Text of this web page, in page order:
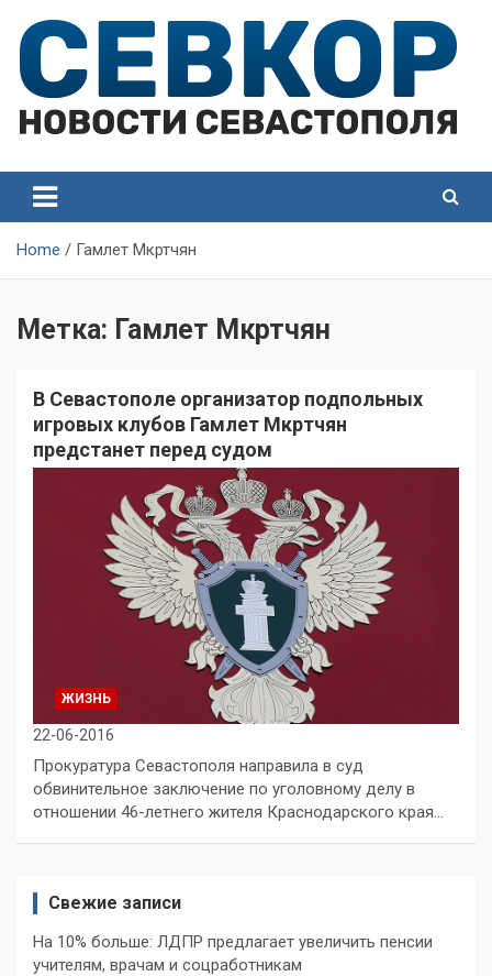
content
Севастополя
Севастополя
Home Гамлет Мкртчян
Метка: Гамлет Мкртчян
В Севастополе организатор подпольных
игровых клубов Гамлет Мкртчян
предстанет перед судом
ЖИЗНЬ
22-06-2016
Прокуратура Севастополя направила в суд
обвинительное заключение по уголовному делу в
отношении 46-летнего жителя Краснодарского края…
Свежие записи
На 10% больше: ЛДПР предлагает увеличить пенсии
учителям, врачам и соцработникам